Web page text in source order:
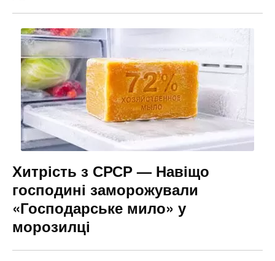
Хитрість з СРСР — Навіщо
господині заморожували
«Господарське мило» у
морозилці